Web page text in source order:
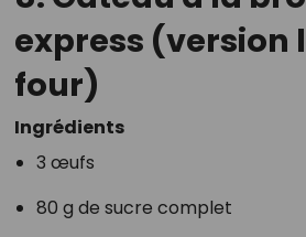
express (version
four)
Ingrédients
3 œufs
80 g de sucre complet